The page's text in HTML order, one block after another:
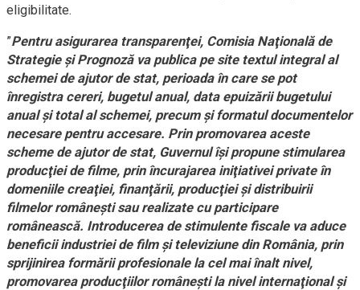
eligibilitate.
”Pentru asigurarea transparenţei, Comisia Naţională de
Strategie şi Prognoză va publica pe site textul integral al
schemei de ajutor de stat, perioada în care se pot
înregistra cereri, bugetul anual, data epuizării bugetului
anual şi total al schemei, precum şi formatul documentelor
necesare pentru accesare. Prin promovarea aceste
scheme de ajutor de stat, Guvernul îşi propune stimularea
producţiei de filme, prin încurajarea iniţiativei private în
domeniile creaţiei, finanţării, producţiei şi distribuirii
filmelor româneşti sau realizate cu participare
românească. Introducerea de stimulente fiscale va aduce
beneficii industriei de film şi televiziune din România, prin
sprijinirea formării profesionale la cel mai înalt nivel,
promovarea producţiilor româneşti la nivel internaţional şi